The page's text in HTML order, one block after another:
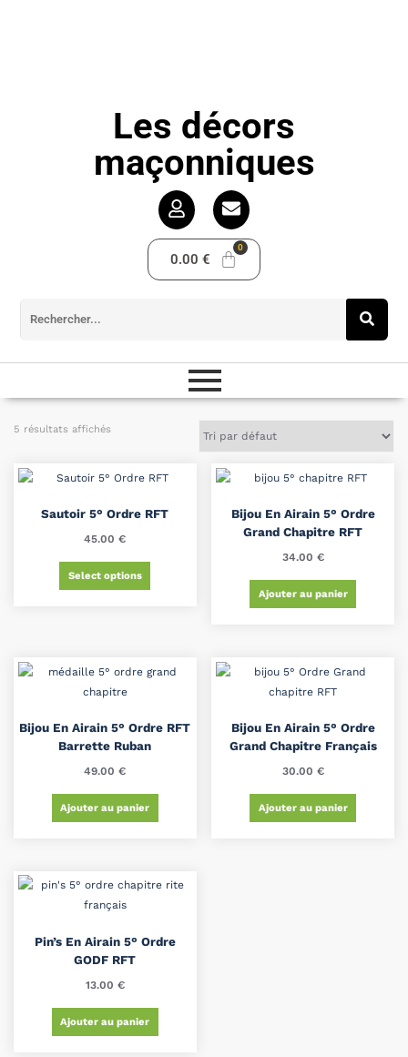
Les décors
maçonniques
0.00 €
5 résultats affichés
Sautoir 5° Ordre RFT
45.00€
Select options
Bijou En Airain 5° Ordre
Grand Chapitre RFT
34.00 €
Ajouter au panier
Bijou En Airain 5° Ordre RFT
Barrette Ruban
49.00€
Ajouter au panier
Bijou En Airain 5° Ordre
Grand Chapitre Français
30.00 €
Ajouter au panier
Pin’s En Airain 5° Ordre
GODF RFT
13.00 €
Ajouter au panier